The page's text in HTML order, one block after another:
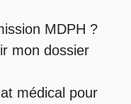
MDPH ?
mon dossier
médical pour